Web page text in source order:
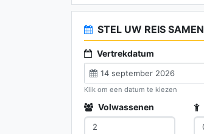
STEL UW REIS SAMEN
Vertrekdatum
Klik om een datum te kiezen
Volwassenen